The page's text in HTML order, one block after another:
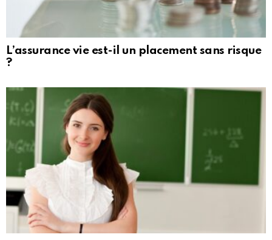
L’assurance vie est-il un placement sans risque
?